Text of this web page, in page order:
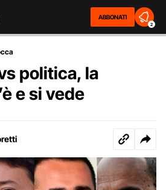
ABBONATI
2
politica, la
e si vede